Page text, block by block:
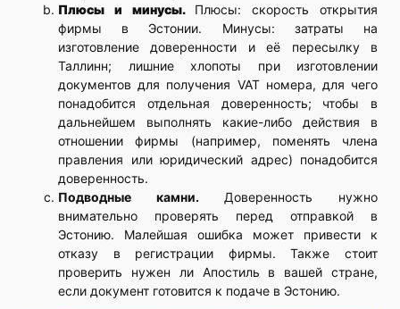
Плюсы и минусы. Плюсы: скорость открытия
фирмы в Эстонии. Минусы: затраты на
изготовление доверенности и её пересылку в
Таллинн; лишние хлопоты при изготовлении
документов для получения VAT номера, для чего
понадобится отдельная доверенность; чтобы в
дальнейшем выполнять какие-либо действия в
отношении фирмы (например, поменять члена
правления или юридический адрес) понадобится
доверенность.
Подводные камни. Доверенность нужно
внимательно проверять перед отправкой в
Эстонию. Малейшая ошибка может привести к
отказу в регистрации фирмы. Также стоит
проверить нужен ли Апостиль в вашей стране,
если документ готовится к подаче в Эстонию.